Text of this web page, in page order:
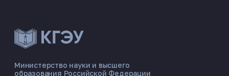
ЭНЕРГОКОД — ПОМОЩНИК КГЭУ
Министерство науки и высшего
образования Российской Федерации